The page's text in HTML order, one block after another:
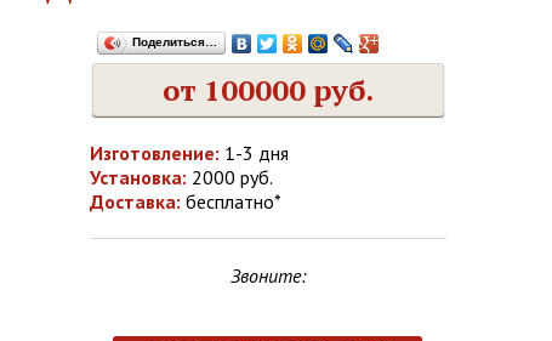
Поделиться…
от 100000 руб.
Изготовление: 1-3 дня
Установка: 2000 руб.
Доставка: бесплатно*
Звоните: